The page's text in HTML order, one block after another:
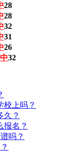
32
29
28
30
31
29
校上吗？
久？
报名？
吗？